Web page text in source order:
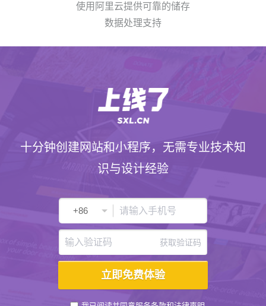
使用阿里云提供可靠的储存
数据处理支持
十分钟创建网站和小程序，无需专业技术知
识与设计经验
获取验证码